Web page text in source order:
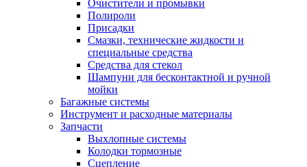
Очистители и промывки
Полироли
Присадки
Смазки, технические жидкости и
специальные средства
Средства для стекол
Шампуни для бесконтактной и ручной
мойки
Багажные системы
Инструмент и расходные материалы
Запчасти
Выхлопные системы
Колодки тормозные
Сцепление